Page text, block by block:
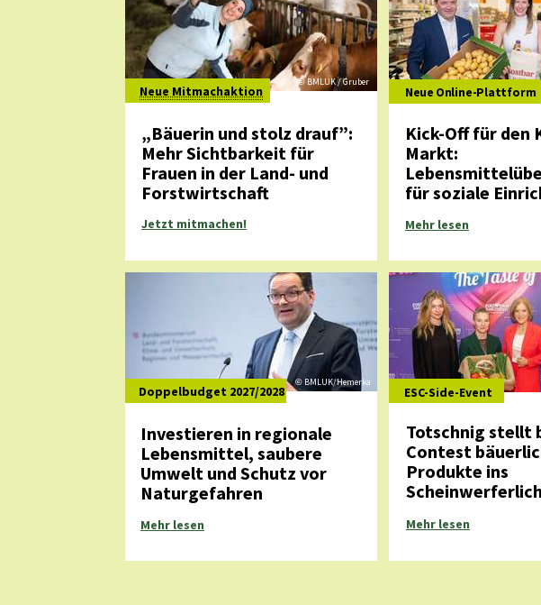
Neue Mitmachaktion
„Bäuerin und stolz drauf”:
Mehr Sichtbarkeit für
Frauen in der Land- und
Forstwirtschaft
Jetzt mitmachen!
©BMLUK /Gruber
Neue Online-Plattform
Mehr lesen
Kick-Offfür den
Markt:
für soziale
Investieren in regionale
Lebensmittel, saubere
Umwelt und Schutz vor
Naturgefahren
Mehr lesen
Doppelbudget 2027/2028
© BMLUK/Hemerka
Totschnig stellt
Contest
Produkte ins
ESC-Side-Event
Mehr lesen